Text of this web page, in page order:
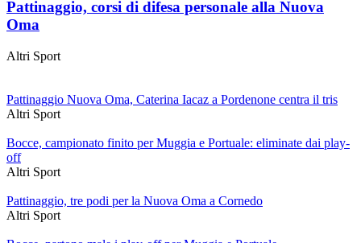
Pattinaggio, corsi di difesa personale alla Nuova
Oma
Altri Sport
Pattinaggio Nuova Oma, Caterina Iacaz a Pordenone centra il tris
Altri Sport
Bocce, campionato finito per Muggia e Portuale: eliminate dai play-
off
Altri Sport
Pattinaggio, tre podi per la Nuova Oma a Cornedo
Altri Sport